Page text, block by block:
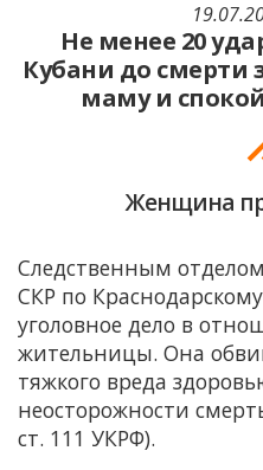
Не менее 20
Кубани до смерти
маму и
Женщина
Следственным
СКР по
уголовное дело в
жительницы. Она
тяжкого вреда
неосторожности
ст. 111 УКРФ).